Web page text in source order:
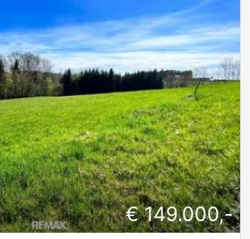
€ 149.000,-